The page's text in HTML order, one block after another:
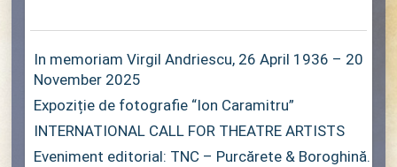
In memoriam Virgil Andriescu, 26 April 1936 – 20
November 2025
Expoziție de fotografie “Ion Caramitru”
INTERNATIONAL CALL FOR THEATRE ARTISTS
Eveniment editorial: TNC – Purcărete & Boroghină.